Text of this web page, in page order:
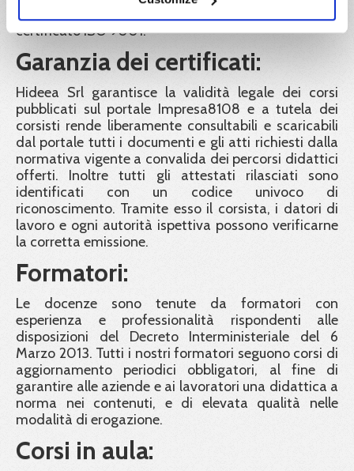
di formazione accreditato Regione Lazio e
certificato ISO 9001.
Garanzia dei certificati:
Hideea Srl garantisce la validità legale dei corsi
pubblicati sul portale Impresa8108 e a tutela dei
corsisti rende liberamente consultabili e scaricabili
dal portale tutti i documenti e gli atti richiesti dalla
normativa vigente a convalida dei percorsi didattici
offerti. Inoltre tutti gli attestati rilasciati sono
identificati con un codice univoco di
riconoscimento. Tramite esso il corsista, i datori di
lavoro e ogni autorità ispettiva possono verificarne
la corretta emissione.
Formatori:
Le docenze sono tenute da formatori con
esperienza e professionalità rispondenti alle
disposizioni del Decreto Interministeriale del 6
Marzo 2013. Tutti i nostri formatori seguono corsi di
aggiornamento periodici obbligatori, al fine di
garantire alle aziende e ai lavoratori una didattica a
norma nei contenuti, e di elevata qualità nelle
modalità di erogazione.
Corsi in aula: